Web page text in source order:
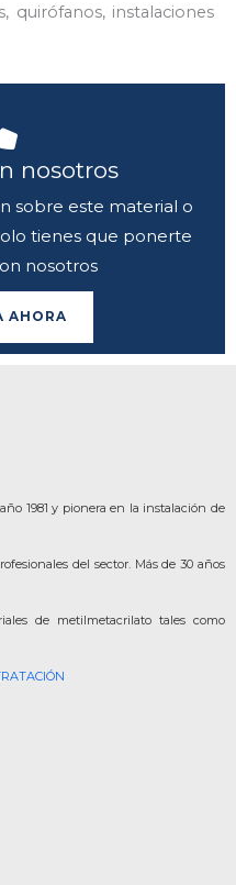
quirófanos, instalaciones
nosotros
sobre este material o
tienes que ponerte
nosotros
AHORA
1981 y pionera en la instalación de
del sector. Más de 30 años
de metilmetacrilato tales como